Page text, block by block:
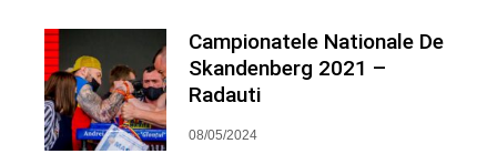
Campionatele Nationale De
Skandenberg 2021 –
Radauti
08/05/2024